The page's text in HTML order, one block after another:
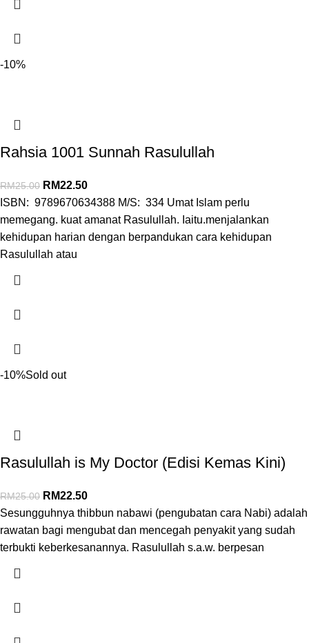
-10%
Rahsia 1001 Sunnah Rasulullah
RM25.00 RM22.50
ISBN: 9789670634388 M/S: 334 Umat Islam perlu
memegang. kuat amanat Rasulullah. Iaitu.menjalankan
kehidupan harian dengan berpandukan cara kehidupan
Rasulullah atau
-10%Sold out
Rasulullah is My Doctor (Edisi Kemas Kini)
RM25.00 RM22.50
Sesungguhnya thibbun nabawi (pengubatan cara Nabi) adalah
rawatan bagi mengubat dan mencegah penyakit yang sudah
terbukti keberkesanannya. Rasulullah s.a.w. berpesan